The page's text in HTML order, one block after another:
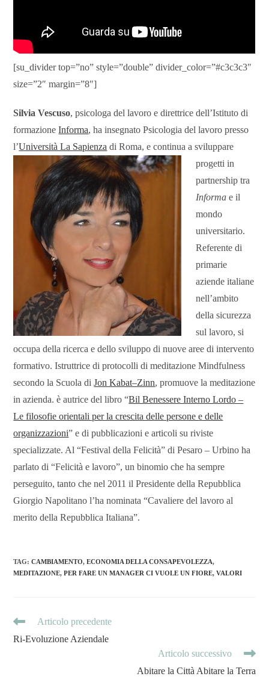
[su_divider top=”no” style=”double” divider_color=”#c3c3c3″
size=”2″ margin=”8″]
Silvia Vescuso, psicologa del lavoro e direttrice dell’Istituto di
formazioneInforma, ha insegnato Psicologia del lavoro presso
l’Università La Sapienza di Roma, e continua a sviluppare
progetti in
partnership tra
Informae il
mondo
universitario.
Referente di
primarie
aziende italiane
nell’ambito
della sicurezza
sul lavoro, si
occupa della ricerca e dello sviluppo di nuove aree di intervento
formativo. Istruttrice di protocolli di meditazione Mindfulness
secondo la Scuola diJon Kabat–Zinn, promuove la meditazione
in azienda. è autrice del libro “Bil Benessere Interno Lordo –
Le filosofie orientali per la crescita delle persone e delle
organizzazioni” e di pubblicazioni e articoli su riviste
specializzate. Al “Festival della Felicità” di Pesaro – Urbino ha
parlato di “Felicità e lavoro”, un binomio che ha sempre
perseguito, tanto che nel 2011 il Presidente della Repubblica
Giorgio Napolitano l’ha nominata “Cavaliere del lavoro al
merito della Repubblica Italiana”.
TAG:CAMBIAMENTO, ECONOMIA DELLA CONSAPEVOLEZZA,
MEDITAZIONE, PER FARE UN MANAGER CI VUOLE UN FIORE, VALORI
Articolo precedente
Ri-Evoluzione Aziendale
Articolo successivo
Abitare la Città Abitare la Terra